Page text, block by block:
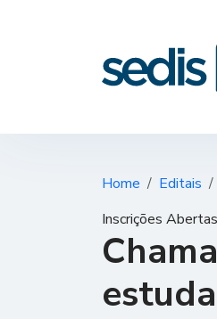
Home Editais
Inscrições Abertas